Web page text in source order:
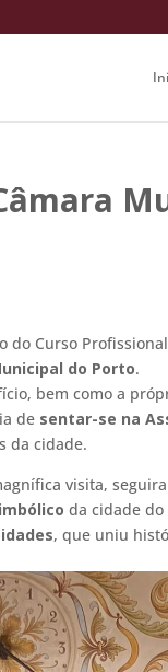
do Curso
do Porto.
bem como a
de sentar-se na
da cidade.
visita,
da cidade do
, que uniu